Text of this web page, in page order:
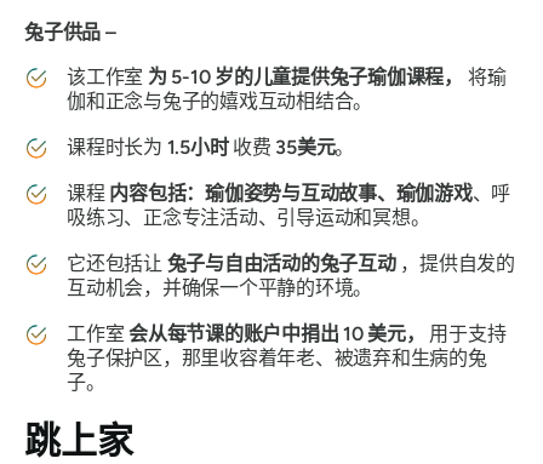
兔子供品 –
该工作室 为 5-10 岁的儿童提供兔子瑜伽课程，
将瑜
伽和正念与兔子的嬉戏互动相结合。
课程时长为 1.5小时收费 35美元。
课程 内容包括：瑜伽姿势与互动故事、瑜伽游戏、呼
吸练习、正念专注活动、引导运动和冥想。
它还包括让 兔子与自由活动的兔子互动 ，提供自发的
互动机会，并确保一个平静的环境。
工作室会从每节课的账户中捐出 10 美元，
用于支持
兔子保护区，那里收容着年老、被遗弃和生病的兔
子。
跳上家